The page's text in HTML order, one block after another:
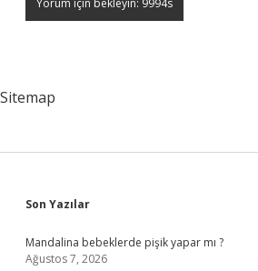
Sitemap
Sidebar
Son Yazılar
Mandalina bebeklerde pişik yapar mı ?
Ağustos 7, 2026